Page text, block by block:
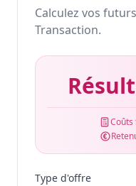
Calculez vos
Transaction.
Coûts
Type d'offre